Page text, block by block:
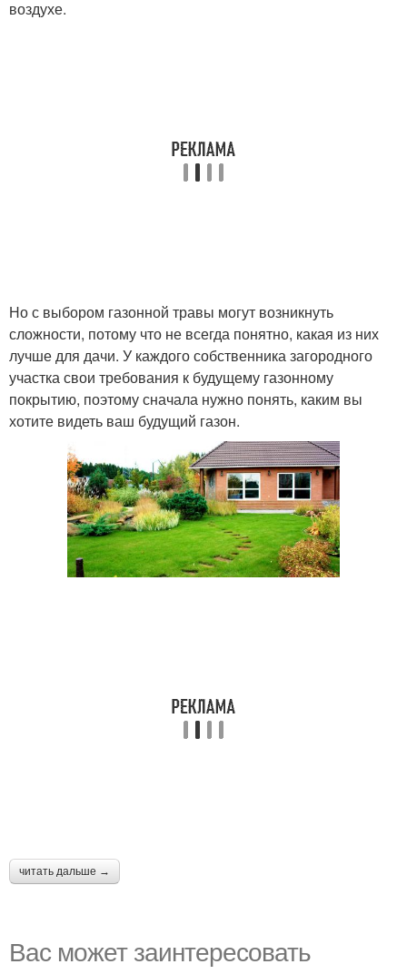
воздухе.
Но с выбором газонной травы могут возникнуть
сложности, потому что не всегда понятно, какая из них
лучше для дачи. У каждого собственника загородного
участка свои требования к будущему газонному
покрытию, поэтому сначала нужно понять, каким вы
хотите видеть ваш будущий газон.
читать дальше →
Вас может заинтересовать